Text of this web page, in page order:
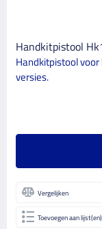
Handkitpistool
Handkitpistool
versies.
Vergelijken
Toevoegen aan lijst(en)